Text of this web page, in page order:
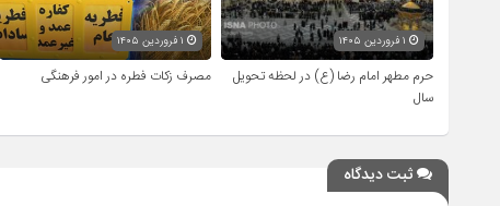
حرم مطهر امام رضا (ع) در لحظه تحویل
سال
۱ فروردین ۱۴۰۵
مصرف زکات فطره در امور فرهنگی
ثبت دیدگاه